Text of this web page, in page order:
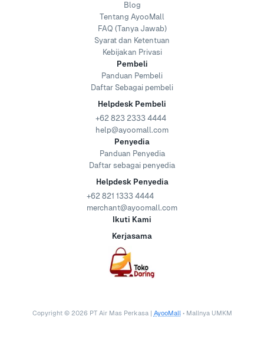
Blog
Tentang AyooMall
FAQ (Tanya Jawab)
Syarat dan Ketentuan
Kebijakan Privasi
Pembeli
Panduan Pembeli
Daftar Sebagai pembeli
Helpdesk Pembeli
+62 823 2333 4444
help@ayoomall.com
Penyedia
Panduan Penyedia
Daftar sebagai penyedia
Helpdesk Penyedia
+62 821 1333 4444
merchant@ayoomall.com
Ikuti Kami
Kerjasama
Copyright © 2026 PT Air Mas Perkasa | AyooMall • Mallnya UMKM